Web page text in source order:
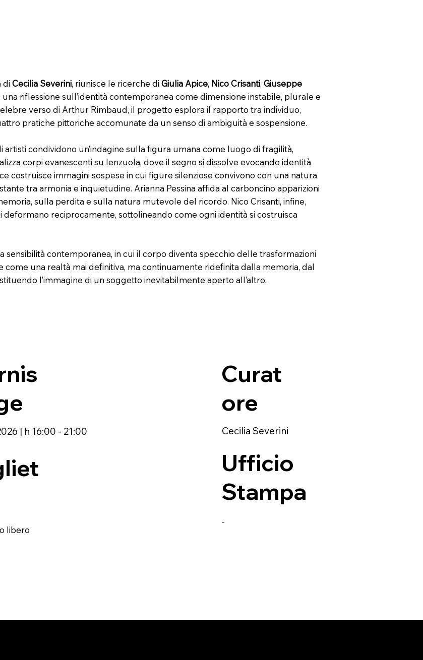
di Cecilia Severini, riunisce le ricerche di Giulia Apice, Nico Crisanti, Giuseppe
riflessione sull’identità contemporanea come dimensione instabile, plurale e
verso di Arthur Rimbaud, il progetto esplora il rapporto tra individuo,
pratiche pittoriche accomunate da un senso di ambiguità e sospensione.
condividono un’indagine sulla figura umana come luogo di fragilità,
corpi evanescenti su lenzuola, dove il segno si dissolve evocando identità
costruisce immagini sospese in cui figure silenziose convivono con una natura
tra armonia e inquietudine. Arianna Pessina affida al carboncino apparizioni
sulla perdita e sulla natura mutevole del ricordo. Nico Crisanti, infine,
deformano reciprocamente, sottolineando come ogni identità si costruisca
contemporanea, in cui il corpo diventa specchio delle trasformazioni
come una realtà mai definitiva, ma continuamente ridefinita dalla memoria, dal
l’immagine di un soggetto inevitabilmente aperto all’altro.
| h 16:00 - 21:00
libero
Curat
ore
Cecilia Severini
Ufficio
Stampa
-